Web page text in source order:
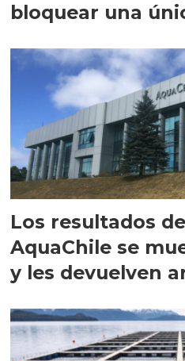
bloquear una
Los resultados
AquaChile se
y les devuelven